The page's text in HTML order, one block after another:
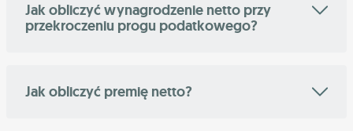
Jak obliczyć wynagrodzenie netto przy
przekroczeniu progu podatkowego?
Jak obliczyć premię netto?